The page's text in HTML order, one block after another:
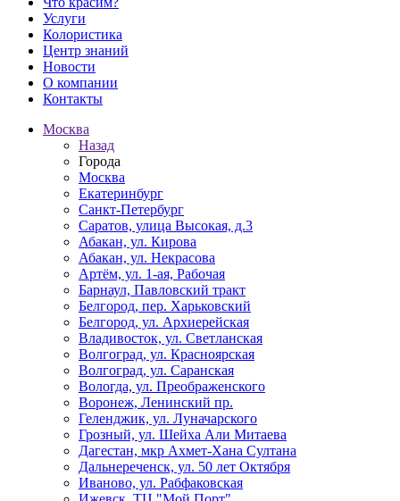
Услуги
Колористика
Центр знаний
Новости
О компании
Контакты
Москва
Назад
Города
Москва
Екатеринбург
Санкт-Петербург
Саратов, улица Высокая, д.3
Абакан, ул. Кирова
Абакан, ул. Некрасова
Артём, ул. 1-ая, Рабочая
Барнаул, Павловский тракт
Белгород, пер. Харьковский
Белгород, ул. Архиерейская
Владивосток, ул. Светланская
Волгоград, ул. Красноярская
Волгоград, ул. Саранская
Вологда, ул. Преображенского
Воронеж, Ленинский пр.
Геленджик, ул. Луначарского
Грозный, ул. Шейха Али Митаева
Дагестан, мкр Ахмет-Хана Султана
Дальнереченск, ул. 50 лет Октября
Иваново, ул. Рабфаковская